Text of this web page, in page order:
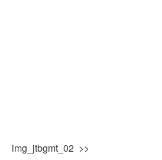
img_jtbgmt_02